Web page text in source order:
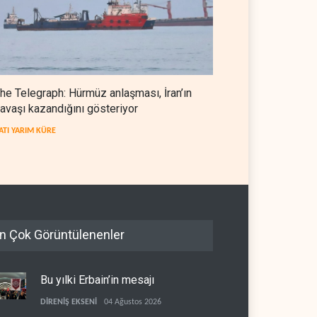
Telegraph: Hürmüz anlaşması, İran’ın
kazandığını gösteriyor
YARIM KÜRE
Çok Görüntülenenler
Bu yılki Erbain’in mesajı
DİRENİŞ EKSENİ 04 Ağustos 2026